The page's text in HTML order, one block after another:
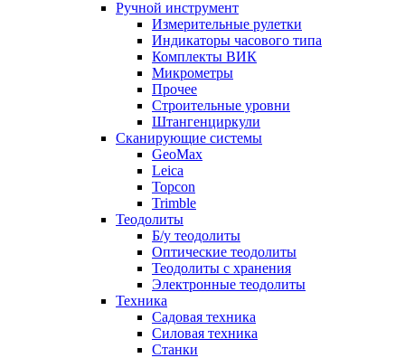
Ручной инструмент
Измерительные рулетки
Индикаторы часового типа
Комплекты ВИК
Микрометры
Прочее
Строительные уровни
Штангенциркули
Сканирующие системы
GeoMax
Leica
Topcon
Trimble
Теодолиты
Б/у теодолиты
Оптические теодолиты
Теодолиты с хранения
Электронные теодолиты
Техника
Садовая техника
Силовая техника
Станки